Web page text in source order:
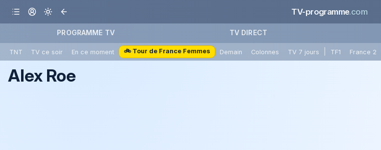
TV-programme.com
PROGRAMME TV TV DIRECT
TNT TV ce soir En ce moment 🚲 Tour de France Femmes Demain Colonnes TV 7 jours TF1 France 2
Alex Roe